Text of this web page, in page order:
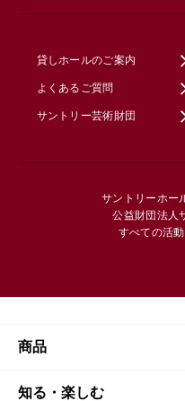
貸しホールのご案内
よくあるご質問
サントリー芸術財団
サントリーホー
公益財団法人
すべての活
商品
商品TOP
知る・楽しむ